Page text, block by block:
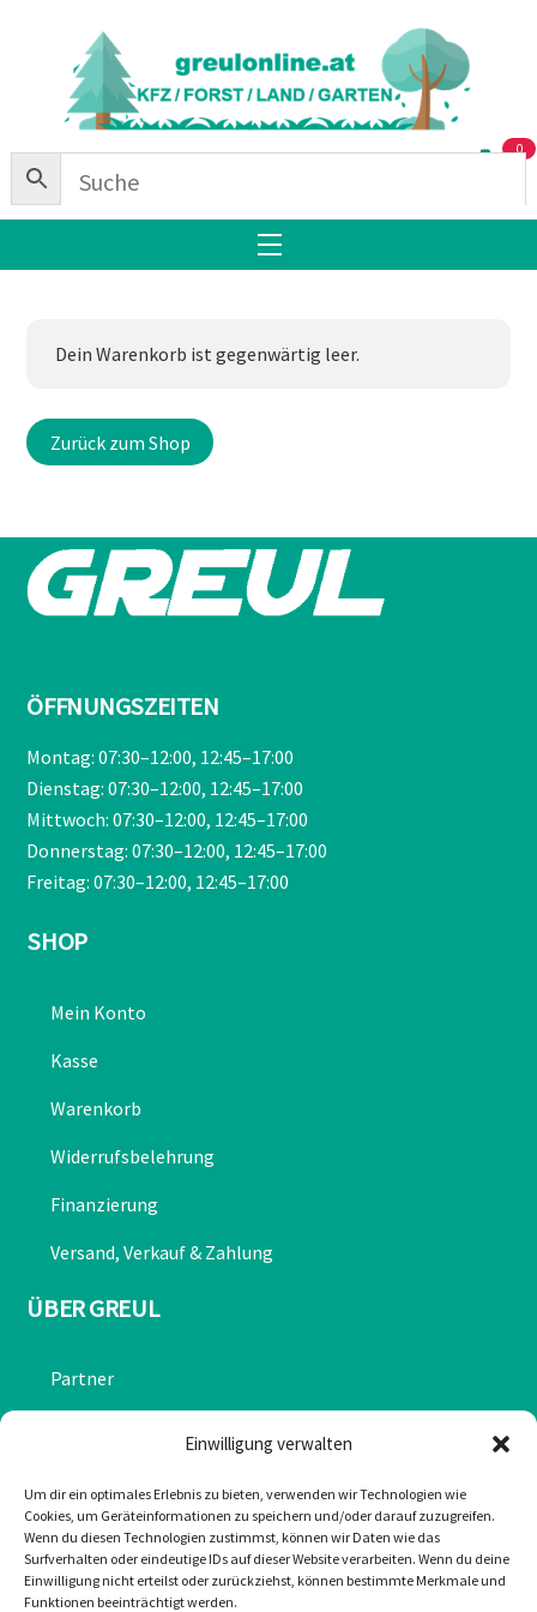
Einwilligung verwalten
Um dir ein optimales Erlebnis zu bieten, verwenden wir Technologien wie
Cookies, um Geräteinformationen zu speichern und/oder darauf zuzugreifen.
Wenn du diesen Technologien zustimmst, können wir Daten wie das
Surfverhalten oder eindeutige IDs auf dieser Website verarbeiten. Wenn du deine
Einwilligung nicht erteilst oder zurückziehst, können bestimmte Merkmale und
Funktionen beeinträchtigt werden.
0
Menu
Dein Warenkorb ist gegenwärtig leer.
Zurück zum Shop
To
Top
ÖFFNUNGSZEITEN
Montag: 07:30–12:00, 12:45–17:00
Dienstag: 07:30–12:00, 12:45–17:00
Mittwoch: 07:30–12:00, 12:45–17:00
Donnerstag: 07:30–12:00, 12:45–17:00
Freitag: 07:30–12:00, 12:45–17:00
SHOP
Mein Konto
Kasse
Warenkorb
Widerrufsbelehrung
Finanzierung
Versand, Verkauf & Zahlung
ÜBER GREUL
Partner
Impressum
Cookie-Richtlinie (EU)